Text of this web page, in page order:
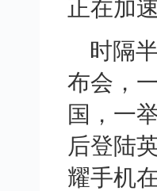
正在加
时隔
布会，
国，一
后登陆
耀手机